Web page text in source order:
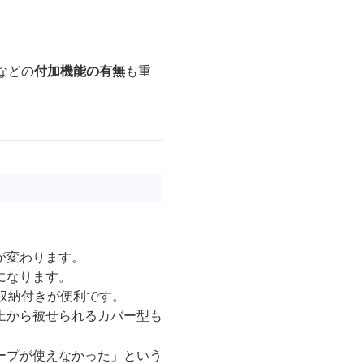
どの付加機能の有無も重
わります。
ります。
付きが便利です。
ら被せられるカバー型も
が使えなかった」という